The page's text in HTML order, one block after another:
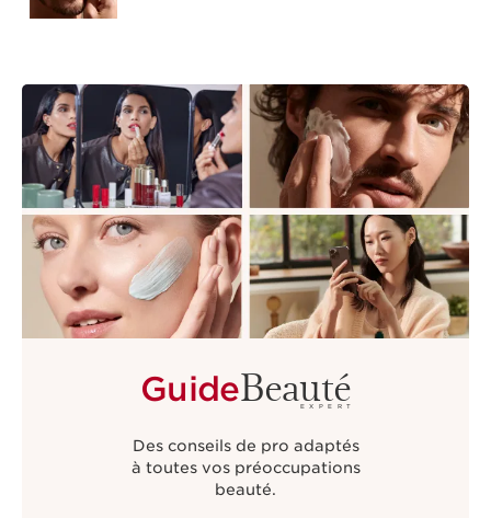
GuideBeauté
EXPERT
Des conseils de pro adaptés
à toutes vos préoccupations
beauté.